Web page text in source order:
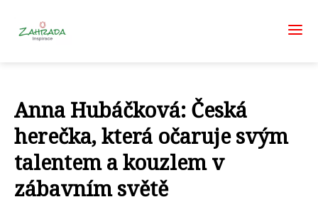
Anna Hubáčková: Česká
herečka, která očaruje svým
talentem a kouzlem v
zábavním světě